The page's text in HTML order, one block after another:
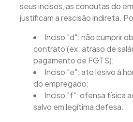
seus incisos, as condutas do
justificam a rescisão indireta.
Inciso "d": não cumprir
contrato (ex: atraso de
pagamento de FGTS);
Inciso "e": ato lesivo à
do empregado;
Inciso "f": ofensa física
salvo em legítima defesa.